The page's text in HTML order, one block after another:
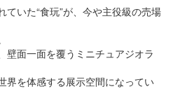
いた“食玩”が、今や主役級の売場
壁面一面を覆うミニチュアジオラ
界を体感する展示空間になってい